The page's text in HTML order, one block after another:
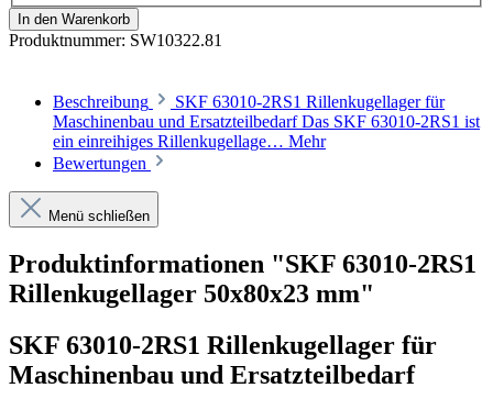
In den Warenkorb
Produktnummer: SW10322.81
Beschreibung
SKF 63010-2RS1 Rillenkugellager für
Maschinenbau und Ersatzteilbedarf Das SKF 63010-2RS1 ist
ein einreihiges Rillenkugellage… Mehr
Bewertungen
Menü schließen
Produktinformationen "SKF 63010-2RS1
Rillenkugellager 50x80x23 mm"
SKF 63010-2RS1 Rillenkugellager für
Maschinenbau und Ersatzteilbedarf